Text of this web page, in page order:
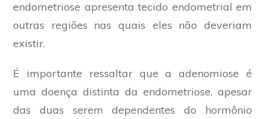
endometriose apresenta tecido endometrial em
outras regiões nas quais eles não deveriam
existir.
É importante ressaltar que a adenomiose é
uma doença distinta da endometriose, apesar
das duas serem dependentes do hormônio